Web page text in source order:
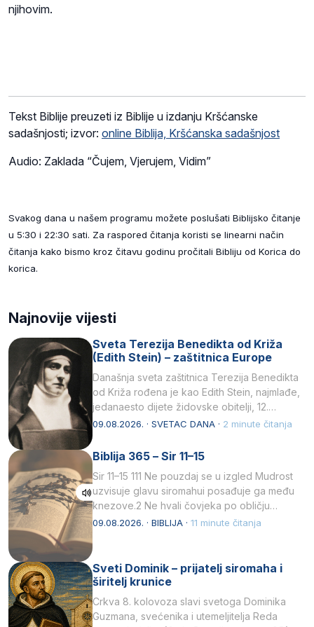
njihovim.
Tekst Biblije preuzeti iz Biblije u izdanju Kršćanske
sadašnjosti; izvor: online Biblija, Kršćanska sadašnjost
Audio: Zaklada “Čujem, Vjerujem, Vidim”
Svakog dana u našem programu možete poslušati Biblijsko čitanje
u 5:30 i 22:30 sati. Za raspored čitanja koristi se linearni način
čitanja kako bismo kroz čitavu godinu pročitali Bibliju od Korica do
korica.
Najnovije vijesti
Sveta Terezija Benedikta od Križa
(Edith Stein) – zaštitnica Europe
Današnja sveta zaštitnica Terezija Benedikta
od Križa rođena je kao Edith Stein, najmlađe,
jedanaesto dijete židovske obitelji, 12.
listopada 1891, u Wrocławu…
09.08.2026. · SVETAC DANA · 2 minute čitanja
Biblija 365 – Sir 11–15
Sir 11–15 111 Ne pouzdaj se u izgled Mudrost
uzvisuje glavu siromahui posađuje ga među
knezove.2 Ne hvali čovjeka po obličju
njegovui…
09.08.2026. · BIBLIJA · 11 minute čitanja
Sveti Dominik – prijatelj siromaha i
širitelj krunice
Crkva 8. kolovoza slavi svetoga Dominika
Guzmana, svećenika i utemeljitelja Reda